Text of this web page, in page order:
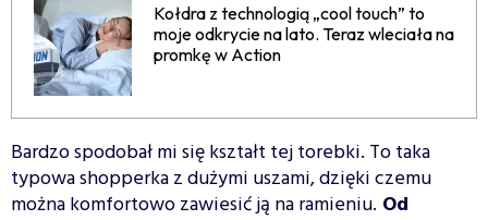
Kołdra z technologią „cool touch” to
moje odkrycie na lato. Teraz wleciała na
promkę w Action
Bardzo spodobał mi się kształt tej torebki. To taka
typowa shopperka z dużymi uszami, dzięki czemu
można komfortowo zawiesić ją na ramieniu. Od